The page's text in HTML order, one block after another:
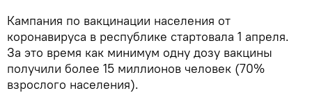
Кампания по вакцинации населения от
коронавируса в республике стартовала 1 апреля.
За это время как минимум одну дозу вакцины
получили более 15 миллионов человек (70%
взрослого населения).